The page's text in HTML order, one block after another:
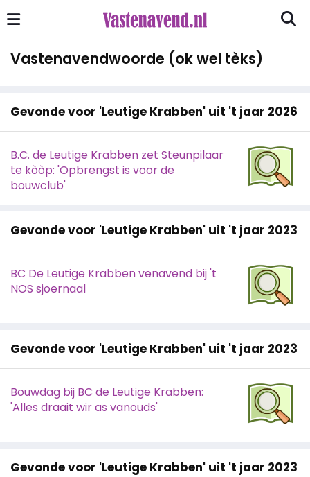
Vastenavendwoorde (ok wel tèks)
Gevonde voor 'Leutige Krabben' uit 't jaar 2026
B.C. de Leutige Krabben zet Steunpilaar
te kòòp: 'Opbrengst is voor de
bouwclub'
Gevonde voor 'Leutige Krabben' uit 't jaar 2023
BC De Leutige Krabben venavend bij 't
NOS sjoernaal
Gevonde voor 'Leutige Krabben' uit 't jaar 2023
Bouwdag bij BC de Leutige Krabben:
'Alles draait wir as vanouds'
Gevonde voor 'Leutige Krabben' uit 't jaar 2023